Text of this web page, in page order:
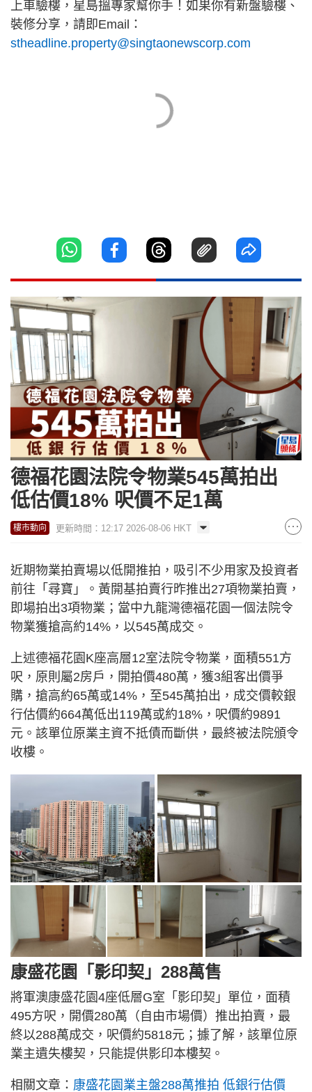
上車驗樓，星島搵專家幫你手！如果你有新盤驗樓、
裝修分享，請即Email：
stheadline.property@singtaonewscorp.com
德福花園法院令物業545萬拍出
低估價18% 呎價不足1萬
樓市動向 更新時間：12:17 2026-08-06 HKT
近期物業拍賣場以低開推拍，吸引不少用家及投資者
前往「尋寶」。黃開基拍賣行昨推出27項物業拍賣，
即場拍出3項物業；當中九龍灣德福花園一個法院令
物業獲搶高約14%，以545萬成交。
上述德福花園K座高層12室法院令物業，面積551方
呎，原則屬2房戶，開拍價480萬，獲3組客出價爭
購，搶高約65萬或14%，至545萬拍出，成交價較銀
行估價約664萬低出119萬或約18%，呎價約9891
元。該單位原業主資不抵債而斷供，最終被法院頒令
收樓。
康盛花園「影印契」288萬售
將軍澳康盛花園4座低層G室「影印契」單位，面積
495方呎，開價280萬（自由市場價）推出拍賣，最
終以288萬成交，呎價約5818元；據了解，該單位原
業主遺失樓契，只能提供影印本樓契。
相關文章： 康盛花園業主盤288萬推拍 低銀行估價